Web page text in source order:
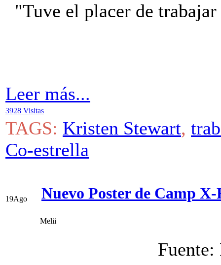
"Tuve el placer de
Leer más...
3928 Visitas
TAGS: Kristen Stewart,
Co-estrella
19Ago Nuevo Poster de Camp
Melii